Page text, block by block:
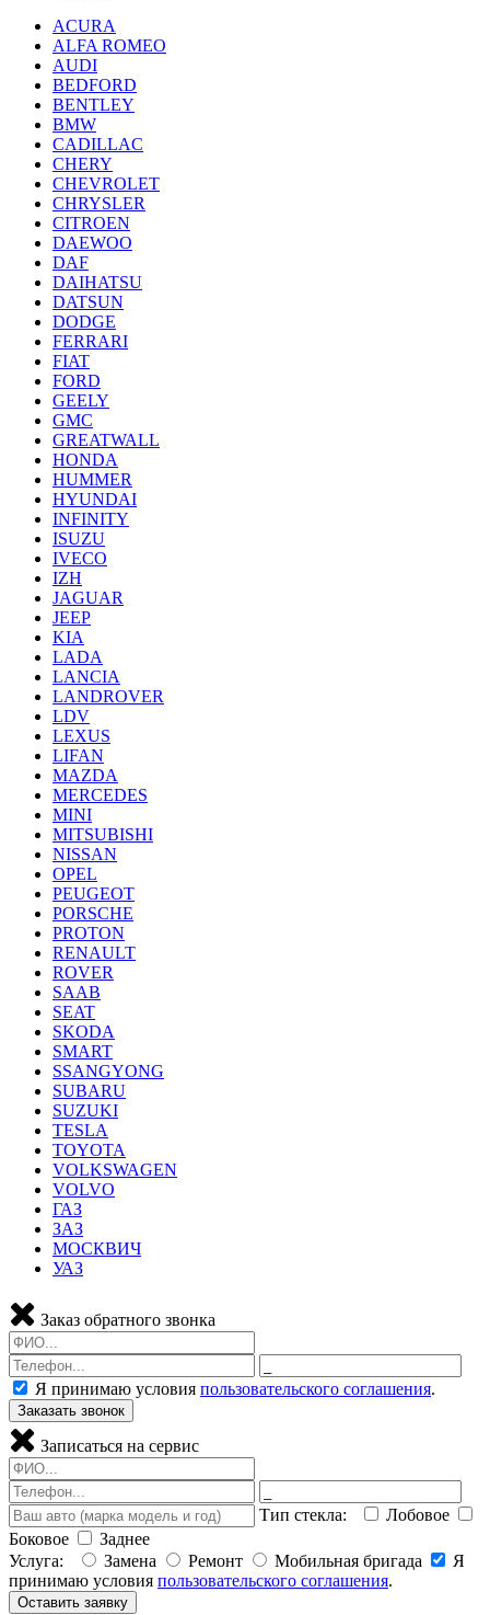
ACURA
ALFA ROMEO
AUDI
BEDFORD
BENTLEY
BMW
CADILLAC
CHERY
CHEVROLET
CHRYSLER
CITROEN
DAEWOO
DAF
DAIHATSU
DATSUN
DODGE
FERRARI
FIAT
FORD
GEELY
GMC
GREATWALL
HONDA
HUMMER
HYUNDAI
INFINITY
ISUZU
IVECO
IZH
JAGUAR
JEEP
KIA
LADA
LANCIA
LANDROVER
LDV
LEXUS
LIFAN
MAZDA
MERCEDES
MINI
MITSUBISHI
NISSAN
OPEL
PEUGEOT
PORSCHE
PROTON
RENAULT
ROVER
SAAB
SEAT
SKODA
SMART
SSANGYONG
SUBARU
SUZUKI
TESLA
TOYOTA
VOLKSWAGEN
VOLVO
ГАЗ
ЗАЗ
МОСКВИЧ
УАЗ
Заказ обратного звонка
Я принимаю условия пользовательского соглашения.
Заказать звонок
Записаться на сервис
Тип стекла:
Лобовое
Боковое
Заднее
Услуга:
Замена Ремонт Мобильная бригада
Я
принимаю условия пользовательского соглашения.
Оставить заявку